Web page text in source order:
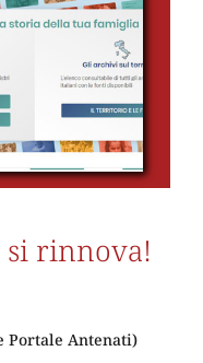
rinnova!
Portale Antenati)